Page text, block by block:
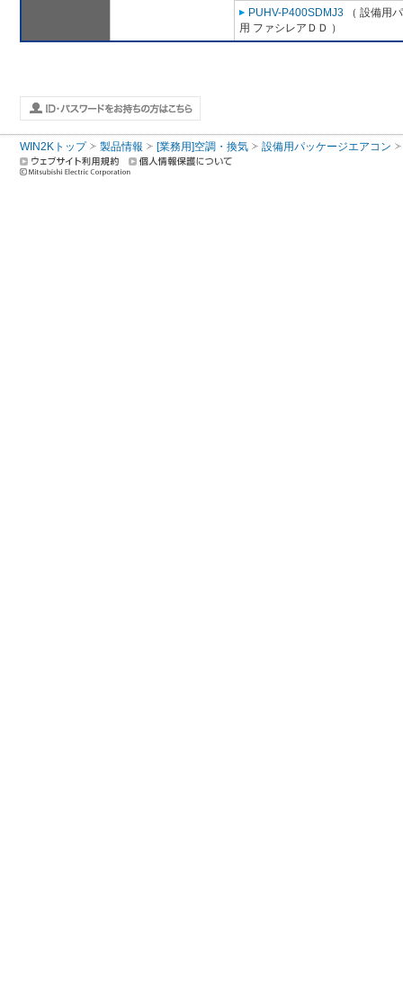
PUHV-P400SDMJ3 （ 設備用
用 ファシレアＤＤ ）
WIN2Kトップ 製品情報 [業務用]空調・換気 設備用パッケージエアコン